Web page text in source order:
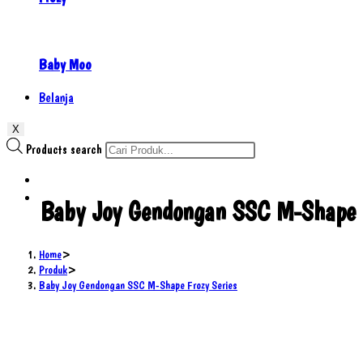
Baby Moo
Belanja
X
Products search
Baby Joy Gendongan SSC M-
Home>
Produk>
Baby Joy Gendongan SSC M-Shape Frozy Series